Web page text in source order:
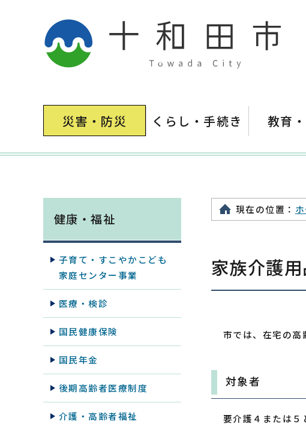
災害・防災 くらし・手続き 教育
現在の位置：
家族介護
市では、在宅の高
対象者
要介護４または５
健康・福祉
子育て・すこやかこども
家庭センター事業
医療・検診
国民健康保険
国民年金
後期高齢者医療制度
介護・高齢者福祉